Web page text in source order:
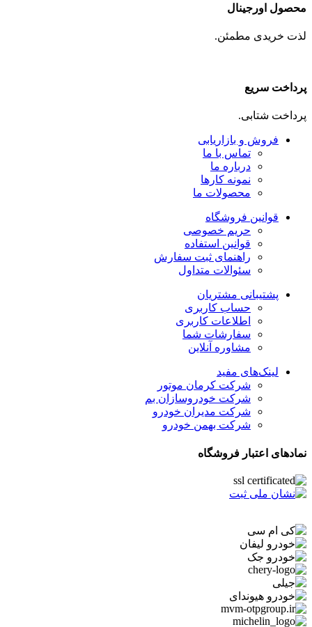
محصول اورجینال
لذت خریدی مطمئن.
پرداخت سریع
پرداخت شتابی.
فروش و بازاریابی
تماس با ما
درباره ما
نمونه کارها
محصولات ما
قوانین فروشگاه
حریم خصوصی
قوانین استفاده
راهنمای ثبت سفارش
سئوالات متداول
پشتیبانی مشتریان
حساب کاربری
اطلاعات کاربری
سفارشات شما
مشاوره آنلاین
لینک‌های مفید
شرکت کرمان موتور
شرکت خودروسازان بم
شرکت مدیران خودرو
شرکت بهمن خودرو
نمادهای اعتبار فروشگاه